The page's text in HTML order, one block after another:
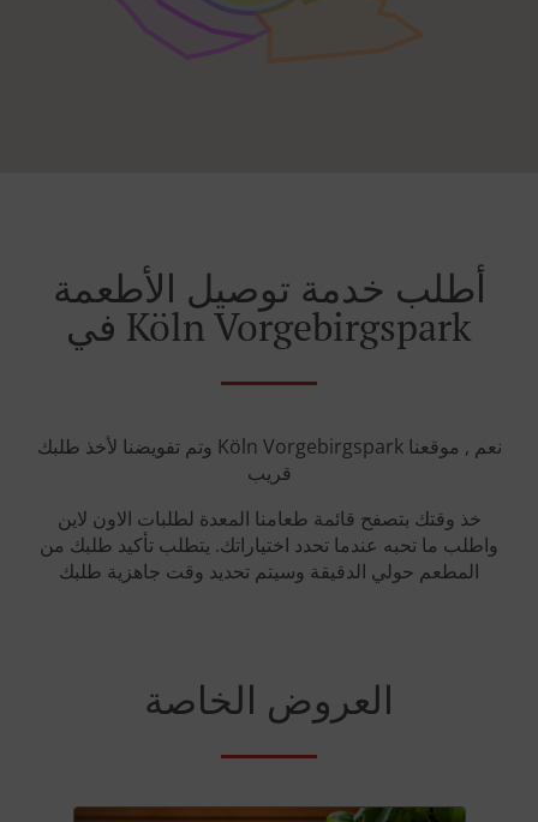
أطلب خدمة توصيل الأطعمة
في Köln Vorgebirgspark
وتم تفويضنا لأخذ طلبك Köln Vorgebirgspark نعم , موقعنا
قريب
خذ وقتك بتصفح قائمة طعامنا المعدة لطلبات الاون لاين
واطلب ما تحبه عندما تحدد اختياراتك. يتطلب تأكيد طلبك من
المطعم حولي الدقيقة وسيتم تحديد وقت جاهزية طلبك
العروض الخاصة